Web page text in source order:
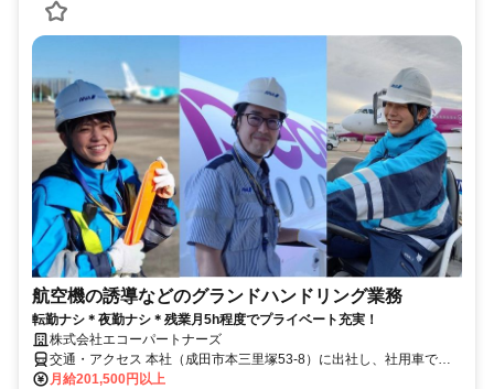
航空機の誘導などのグランドハンドリング業務
転勤ナシ＊夜勤ナシ＊残業月5h程度でプライベート充実！
株式会社エコーパートナーズ
交通・アクセス 本社（成田市本三里塚53-8）に出社し、社用車で成
田空港まで移動します／車通勤OK（駐車場有）
月給201,500円以上